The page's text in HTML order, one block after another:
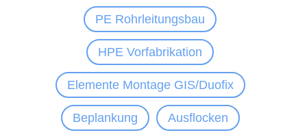
PE Rohrleitungsbau
HPE Vorfabrikation
Elemente Montage GIS/Duofix
Beplankung Ausflocken